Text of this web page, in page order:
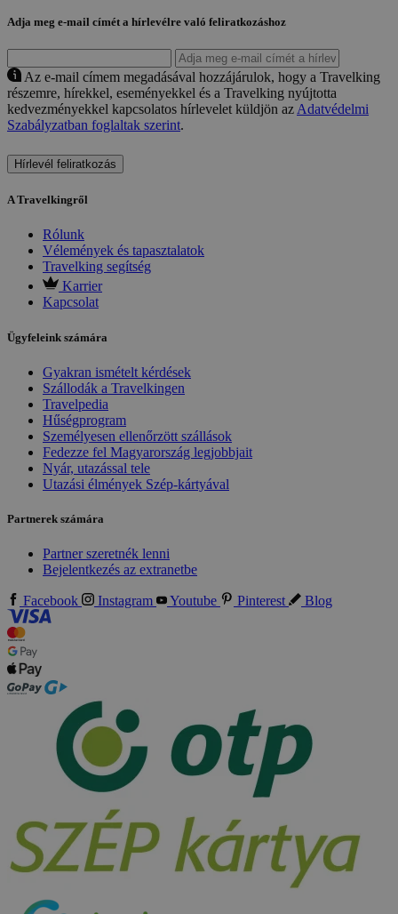
Adja meg e-mail címét a hírlevélre való feliratkozáshoz
Az e-mail címem megadásával hozzájárulok, hogy a Travelking
részemre, hírekkel, eseményekkel és a Travelking nyújtotta
kedvezményekkel kapcsolatos hírlevelet küldjön az Adatvédelmi
Szabályzatban foglaltak szerint.
Hírlevél feliratkozás
A Travelkingről
Rólunk
Vélemények és tapasztalatok
Travelking segítség
Karrier
Kapcsolat
Ügyfeleink számára
Gyakran ismételt kérdések
Szállodák a Travelkingen
Travelpedia
Hűségprogram
Személyesen ellenőrzött szállások
Fedezze fel Magyarország legjobbjait
Nyár, utazással tele
Utazási élmények Szép-kártyával
Partnerek számára
Partner szeretnék lenni
Bejelentkezés az extranetbe
Facebook Instagram Youtube Pinterest Blog